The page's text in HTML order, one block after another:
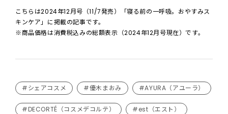
こちらは2024年12月号（11/7発売）「寝る前の一呼吸。おやすみス
キンケア」に掲載の記事です。
※商品価格は消費税込みの総額表示（2024年12月号現在）です。
#シェアコスメ #優木まおみ #AYURA（アユーラ）
#DECORTÉ（コスメデコルテ） #est（エスト）